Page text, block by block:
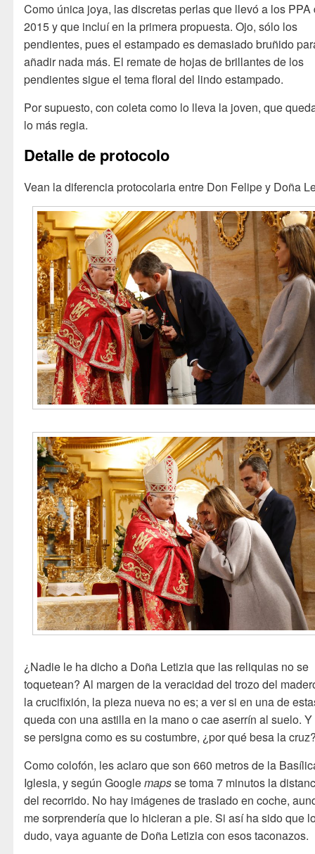
Como única joya, las discretas perlas que llevó a los PPA
2015 y que incluí en la primera propuesta. Ojo, sólo los
pendientes, pues el estampado es demasiado bruñido
añadir nada más. El remate de hojas de brillantes de los
pendientes sigue el tema floral del lindo estampado.
Por supuesto, con coleta como lo lleva la joven, que
lo más regia.
Detalle de protocolo
Vean la diferencia protocolaria entre Don Felipe y Doña
¿Nadie le ha dicho a Doña Letizia que las reliquias no se
toquetean? Al margen de la veracidad del trozo del
la crucifixión, la pieza nueva no es; a ver si en una de
queda con una astilla en la mano o cae aserrín al suelo.
se persigna como es su costumbre, ¿por qué besa la
Como colofón, les aclaro que son 660 metros de la
Iglesia, y según Googlemapsse toma 7 minutos la
del recorrido. No hay imágenes de traslado en coche,
me sorprendería que lo hicieran a pie. Si así ha sido que
dudo, vaya aguante de Doña Letizia con esos taconazos.